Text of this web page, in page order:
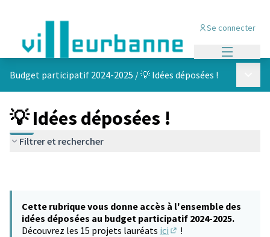
Se connecter
Budget participatif 2024-2025 /💡 Idées déposées !
💡 Idées déposées !
Filtrer et rechercher
Cette rubrique vous donne accès à l'ensemble des
idées déposées au budget participatif 2024-2025.
Découvrez les 15 projets lauréats ici !